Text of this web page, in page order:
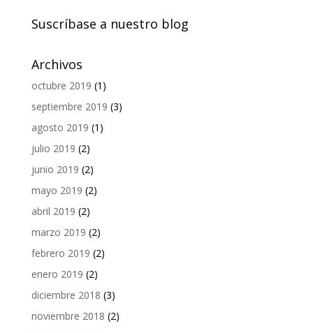
Suscríbase a nuestro blog
Archivos
octubre 2019 (1)
septiembre 2019 (3)
agosto 2019 (1)
julio 2019 (2)
junio 2019 (2)
mayo 2019 (2)
abril 2019 (2)
marzo 2019 (2)
febrero 2019 (2)
enero 2019 (2)
diciembre 2018 (3)
noviembre 2018 (2)